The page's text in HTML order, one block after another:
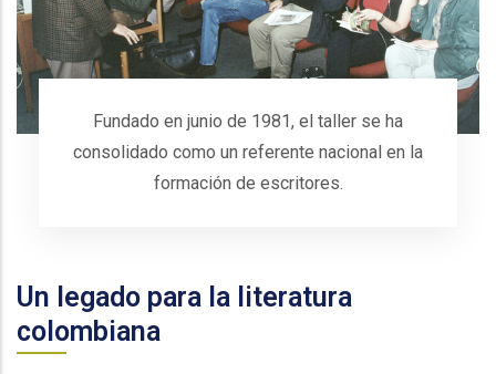
Fundado en junio de 1981, el taller se ha
consolidado como un referente nacional en la
formación de escritores.
Un legado para la literatura
colombiana